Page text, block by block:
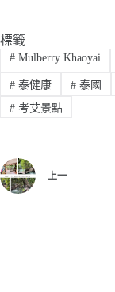
標籤
#Mulberry Khaoyai
#泰健康 #泰國
#考艾景點
上一